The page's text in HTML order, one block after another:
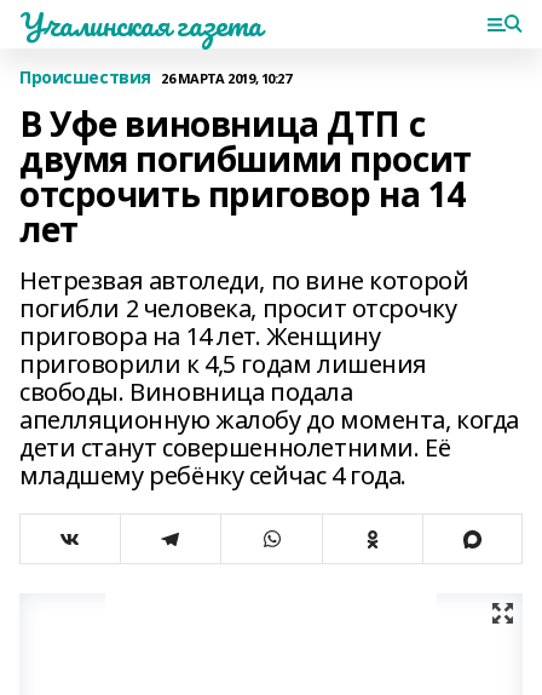
Учалинская газета
Происшествия 26 МАРТА 2019, 10:27
В Уфе виновница ДТП с
двумя погибшими просит
отсрочить приговор на 14
лет
Нетрезвая автоледи, по вине которой
погибли 2 человека, просит отсрочку
приговора на 14 лет. Женщину
приговорили к 4,5 годам лишения
свободы. Виновница подала
апелляционную жалобу до момента, когда
дети станут совершеннолетними. Её
младшему ребёнку сейчас 4 года.